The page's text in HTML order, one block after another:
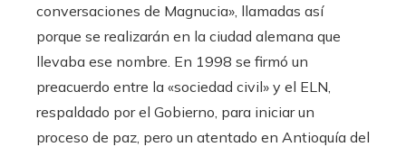
conversaciones de Magnucia», llamadas así
porque se realizarán en la ciudad alemana que
llevaba ese nombre. En 1998 se firmó un
preacuerdo entre la «sociedad civil» y el ELN,
respaldado por el Gobierno, para iniciar un
proceso de paz, pero un atentado en Antioquía del